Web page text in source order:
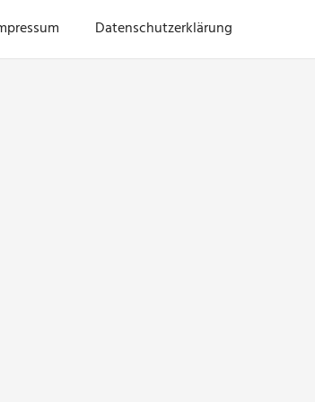
Datenschutzerklärung